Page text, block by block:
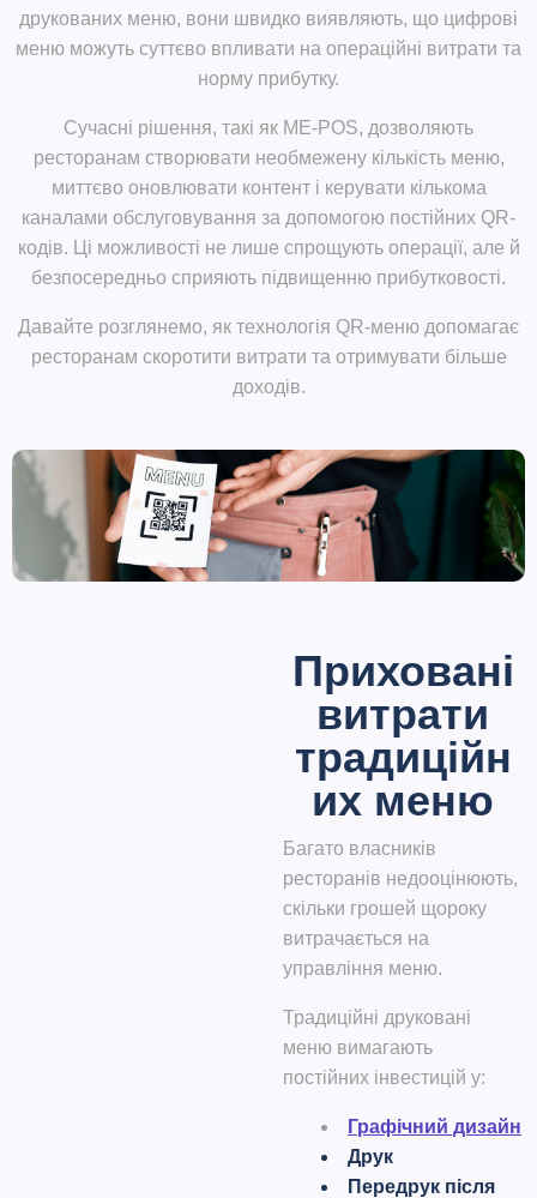
друкованих меню, вони швидко виявляють, що цифрові
меню можуть суттєво впливати на операційні витрати та
норму прибутку.
Сучасні рішення, такі як ME-POS, дозволяють
ресторанам створювати необмежену кількість меню,
миттєво оновлювати контент і керувати кількома
каналами обслуговування за допомогою постійних QR-
кодів. Ці можливості не лише спрощують операції, але й
безпосередньо сприяють підвищенню прибутковості.
Давайте розглянемо, як технологія QR-меню допомагає
ресторанам скоротити витрати та отримувати більше
доходів.
Приховані
витрати
традиційн
их меню
Багато власників
ресторанів недооцінюють,
скільки грошей щороку
витрачається на
управління меню.
Традиційні друковані
меню вимагають
постійних інвестицій у:
Графічний дизайн
Друк
Передрук після